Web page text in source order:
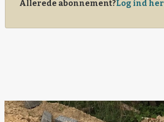
Allerede abonnement?Log ind her